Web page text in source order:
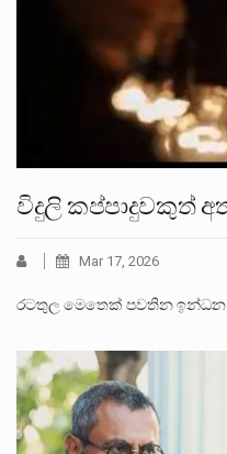
විදුලි කප්පාදුවකුත්
Mar 17, 2026
රටතුල මෙතෙක් පවතින ඉන්ධන